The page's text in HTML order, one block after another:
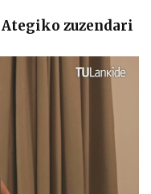
Ategiko zuzendari